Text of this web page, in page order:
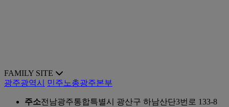
FAMILY SITE
광주광역시
민주노총광주본부
주소전남광주통합특별시 광산구 하남산단3번로 133-8